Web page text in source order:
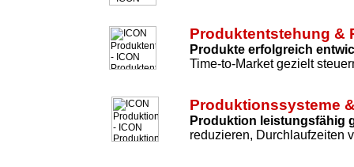
Produktentstehung &
Produkte erfolgreich
Time-to-Market gezielt
Produktionssysteme
Produktion leistungsfähig
reduzieren, Durchlaufzeiten